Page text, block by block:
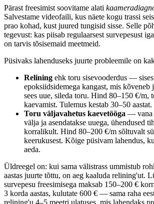
Pärast freesimist soovitame alati
Salvestame videofaili, kus näete kogu trassi
prao kohad, kust juured tungisid sisse. Selle
tegevust: kas piisab regulaarsest survepesust
on tarvis tõsisemaid meetmeid.
Püsivaks lahenduseks juurte probleemile on
Relining ehk toru sisevooderdus —
epoksiidsidemega kangast, mis kõveneb
sees uue, sileda toru. Hind 80–150 €/m,
kaevamist. Tulemus kestab 30–50 aastat.
Toru väljavahetus kaevetööga — vana
välja ja asendatakse uuega, ühendused
korralikult. Hind 80–200 €/m sõltuvalt
keerukusest. Kõige püsivam lahendus,
aeda.
Üldreegel on: kui sama välistrass ummistub
aastas juurte tõttu, on aeg kaaluda relining'ut.
survepesu freesimisega maksab 150–200 €
3 korda aastas, kulutate 600 € — sama raha
relining'u 4–5 meetri ulatuses, mis lahendaks